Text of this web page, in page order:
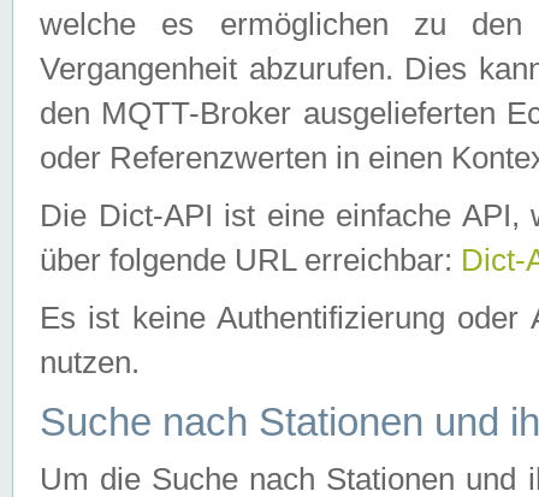
welche es ermöglichen zu den
Vergangenheit abzurufen. Dies
den MQTT-Broker ausgelieferten
oder Referenzwerten in einen
Die Dict-API ist eine einfache API,
über folgende URL erreichbar: Dict-
Es ist keine Authentifizierung
nutzen.
Suche nach Stationen und
Um die Suche nach Stationen und